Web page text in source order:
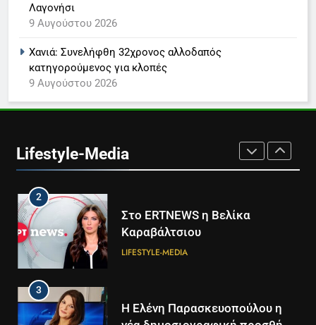
Λαγονήσι
9 Αυγούστου 2026
Χανιά: Συνελήφθη 32χρονος αλλοδαπός
κατηγορούμενος για κλοπές
9 Αυγούστου 2026
Lifestyle-Media
8
Times μαζί σε μια νέα
συνδρομητική πρόταση
LIFESTYLE-MEDIA
1
LIFESTYLE-MEDIA
2
Στο ERTNEWS η Βελίκα
Καραβάλτσιου
LIFESTYLE-MEDIA
3
Η Ελένη Παρασκευοπούλου η